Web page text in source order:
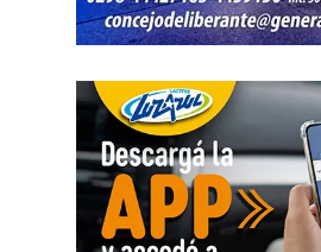
personal y lo laboral, debemos
para poder sostener la vida», dijo
asimétrica sobre las mujeres,
cuidados y desorganiza los
Al abordar la persecución política
sindicatos, Biró sostuvo que «el
una persecución mediática,